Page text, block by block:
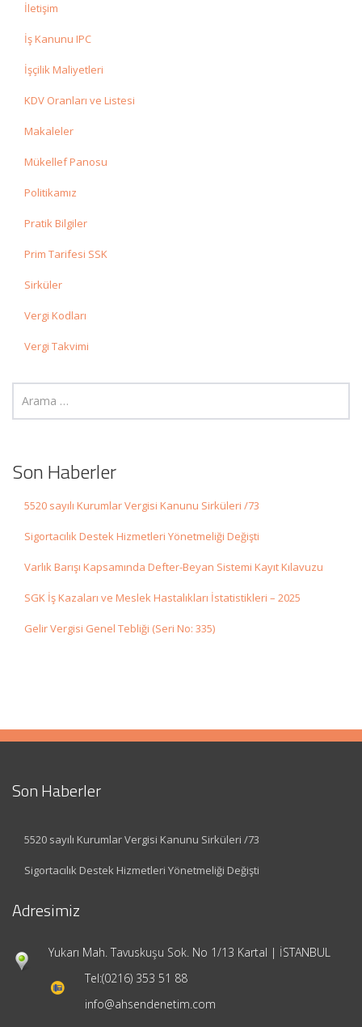
İletişim
İş Kanunu IPC
İşçilik Maliyetleri
KDV Oranları ve Listesi
Makaleler
Mükellef Panosu
Politikamız
Pratik Bilgiler
Prim Tarifesi SSK
Sirküler
Vergi Kodları
Vergi Takvimi
Son Haberler
5520 sayılı Kurumlar Vergisi Kanunu Sirküleri /73
Sigortacılık Destek Hizmetleri Yönetmeliği Değişti
Varlık Barışı Kapsamında Defter-Beyan Sistemi Kayıt Kılavuzu
SGK İş Kazaları ve Meslek Hastalıkları İstatistikleri – 2025
Gelir Vergisi Genel Tebliği (Seri No: 335)
Son Haberler
5520 sayılı Kurumlar Vergisi Kanunu Sirküleri /73
Sigortacılık Destek Hizmetleri Yönetmeliği Değişti
Adresimiz
Yukarı Mah. Tavuskuşu Sok. No 1/13 Kartal | İSTANBUL
Tel:(0216) 353 51 88
info@ahsendenetim.com